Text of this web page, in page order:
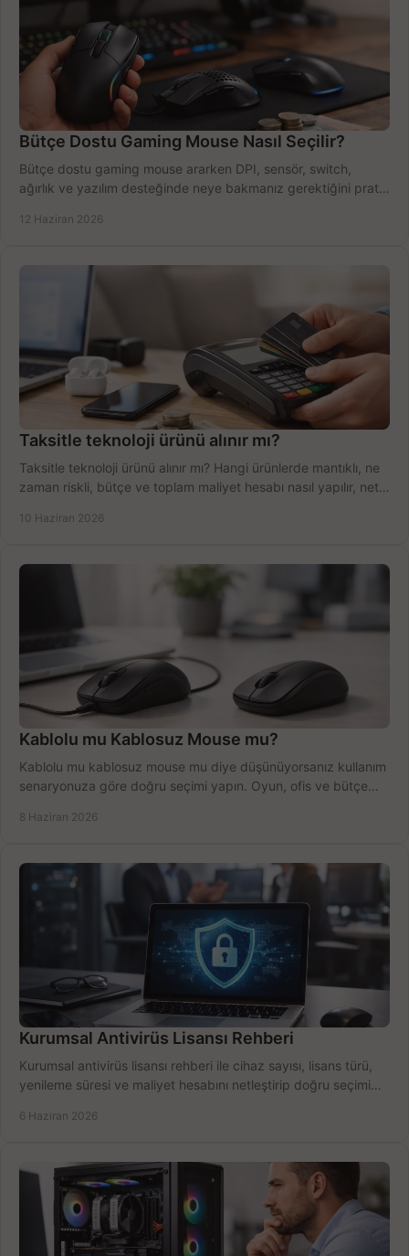
Bütçe Dostu Gaming Mouse Nasıl Seçilir?
Bütçe dostu gaming mouse ararken DPI, sensör, switch,
ağırlık ve yazılım desteğinde neye bakmanız gerektiğini pratik
12 Haziran 2026
Taksitle teknoloji ürünü alınır mı?
Taksitle teknoloji ürünü alınır mı? Hangi ürünlerde mantıklı, ne
zaman riskli, bütçe ve toplam maliyet hesabı nasıl yapılır, net
10 Haziran 2026
Kablolu mu Kablosuz Mouse mu?
Kablolu mu kablosuz mouse mu diye düşünüyorsanız kullanım
senaryonuza göre doğru seçimi yapın. Oyun, ofis ve bütçe
8 Haziran 2026
Kurumsal Antivirüs Lisansı Rehberi
Kurumsal antivirüs lisansı rehberi ile cihaz sayısı, lisans türü,
yenileme süresi ve maliyet hesabını netleştirip doğru seçimi
6 Haziran 2026